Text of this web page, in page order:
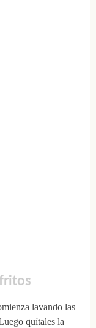
lavando las
quítales la